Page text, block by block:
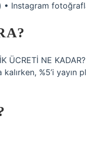
Instagram
ÜCRETİ NE
%5’i yayın